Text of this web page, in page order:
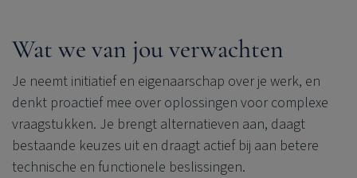
Wat we van jou verwachten
Je neemt initiatief en eigenaarschap over je werk, en
denkt proactief mee over oplossingen voor complexe
vraagstukken. Je brengt alternatieven aan, daagt
bestaande keuzes uit en draagt actief bij aan betere
technische en functionele beslissingen.